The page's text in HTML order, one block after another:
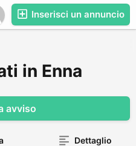
Inserisci un annuncio
in Enna
avviso
Dettaglio